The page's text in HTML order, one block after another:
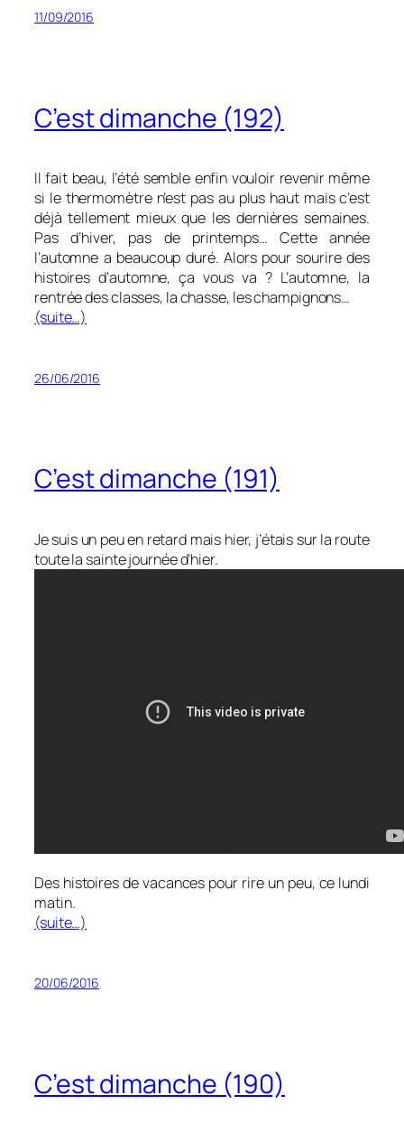
11/09/2016
C’est dimanche (192)
Il fait beau, l’été semble enfin vouloir revenir même
si le thermomètre n’est pas au plus haut mais c’est
déjà tellement mieux que les dernières semaines.
Pas d’hiver, pas de printemps… Cette année
l’automne a beaucoup duré. Alors pour sourire des
histoires d’automne, ça vous va ? L’automne, la
rentrée des classes, la chasse, les champignons…
(suite…)
26/06/2016
C’est dimanche (191)
Je suis un peu en retard mais hier, j’étais sur la route
toute la sainte journée d’hier.
Des histoires de vacances pour rire un peu, ce lundi
matin.
(suite…)
20/06/2016
C’est dimanche (190)